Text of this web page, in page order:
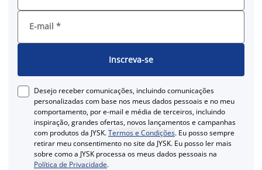
E-mail *
Inscreva-se
Desejo receber comunicações, incluindo comunicações
personalizadas com base nos meus dados pessoais e no meu
comportamento, por e-mail e média de terceiros, incluindo
inspiração, grandes ofertas, novos lançamentos e campanhas
com produtos da JYSK.Termos e Condições. Eu posso sempre
retirar meu consentimento no site da JYSK. Eu posso ler mais
sobre como a JYSK processa os meus dados pessoais na
Política de Privacidade.